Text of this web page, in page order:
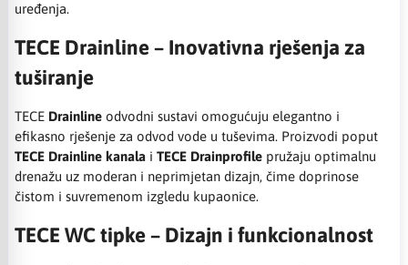
uređenja.
TECE Drainline – Inovativna rješenja za
tuširanje
TECE Drainline odvodni sustavi omogućuju elegantno i
efikasno rješenje za odvod vode u tuševima. Proizvodi poput
TECE Drainline kanala i TECE Drainprofile pružaju optimalnu
drenažu uz moderan i neprimjetan dizajn, čime doprinose
čistom i suvremenom izgledu kupaonice.
TECE WC tipke – Dizajn i funkcionalnost